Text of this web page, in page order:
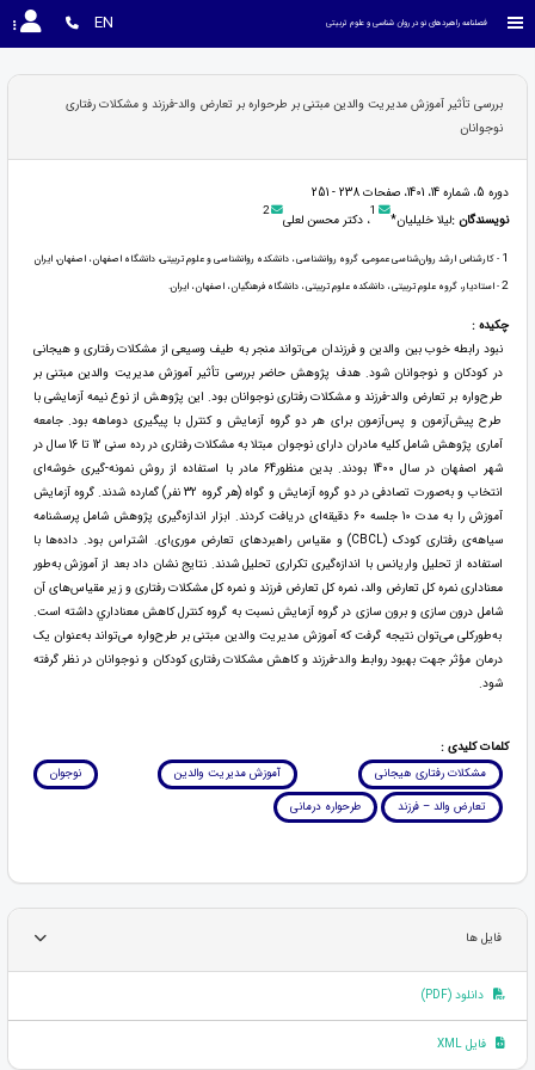
فصلنامه راهبردهای نو در روان شناسی و علوم تربیتی EN
بررسی تأثیر آموزش مدیریت والدین مبتنی بر طرحواره بر تعارض والد-فرزند و مشکلات رفتاری
نوجوانان
دوره 5، شماره 14، 1401، صفحات 238 - 251
نویسندگان :لیلا خلیلیان* 1، دکتر محسن لعلی 2
1 - کارشناس ارشد روان‌شناسی عمومی، گروه روانشناسی ، دانشکده روانشناسی و علوم تربیتی، دانشگاه اصفهان ، اصفهان، ایران
2- استادیار، گروه علوم تربیتی ، دانشکده علوم تربیتی ، دانشگاه فرهنگیان ، اصفهان ، ایران.
چکیده :
نبود رابطه خوب بین والدین و فرزندان می‌تواند منجر به طیف وسیعی از مشکلات رفتاری و هیجانی
در کودکان و نوجوانان شود. هدف پژوهش حاضر بررسی تأثیر آموزش مدیریت والدین مبتنی بر
طرح‌واره بر تعارض والد-فرزند و مشکلات رفتاری نوجوانان بود. این پژوهش از نوع نیمه آزمایشی با
طرح پیش‌آزمون و پس‌آزمون برای هر دو گروه آزمایش و کنترل با پیگیری دوماهه بود. جامعه
آماری پژوهش شامل کلیه مادران دارای نوجوان مبتلا به مشکلات رفتاری در رده سنی 12 تا 16 سال در
شهر اصفهان در سال 1400 بودند. بدین منظور64 مادر با استفاده از روش نمونه-گیری خوشه‌ای
انتخاب و به‌صورت تصادفی در دو گروه آزمایش و گواه (هر گروه 32 نفر) گمارده شدند. گروه آزمایش
آموزش را به مدت 10 جلسه 60 دقیقه‌ای دریافت کردند. ابزار اندازه‌گیری پژوهش شامل پرسشنامه
سیاهه‌ی رفتاری کودک (CBCL) و مقیاس راهبردهای تعارض موری‌ای. اشتراس بود. داده‌ها با
استفاده از تحلیل واریانس با اندازه‌گیری تکراری تحلیل شدند. نتایج نشان داد بعد از آموزش به‌طور
معناداری نمره کل تعارض والد، نمره کل تعارض فرزند و نمره کل مشکلات رفتاری و زﯾﺮ ﻣﻘﯿﺎسﻫﺎی آن
شامل درون سازی و برون سازی در ﮔﺮوه آزﻣﺎﯾﺶ ﻧﺴﺒﺖ ﺑﻪ ﮔﺮوه ﮐﻨﺘﺮل ﮐﺎﻫﺶ ﻣﻌﻨﺎداري داﺷﺘﻪ اﺳﺖ.
به‌طورکلی می‌توان نتیجه گرفت که آموزش مدیریت والدین مبتنی بر طرح‌واره می‌تواند به‌عنوان یک
درمان مؤثر جهت بهبود روابط والد-فرزند و کاهش مشکلات رفتاری کودکان و نوجوانان در نظر گرفته
شود.
کلمات کلیدی :
مشکلات رفتاری هیجانی
آموزش مدیریت والدین
نوجوان
تعارض والد – فرزند
طرحواره درمانی
فایل ها
دانلود (PDF)
فایل XML